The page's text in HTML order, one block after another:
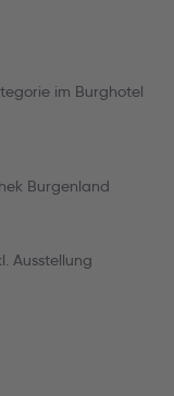
im Burghotel
Burgenland
Ausstellung